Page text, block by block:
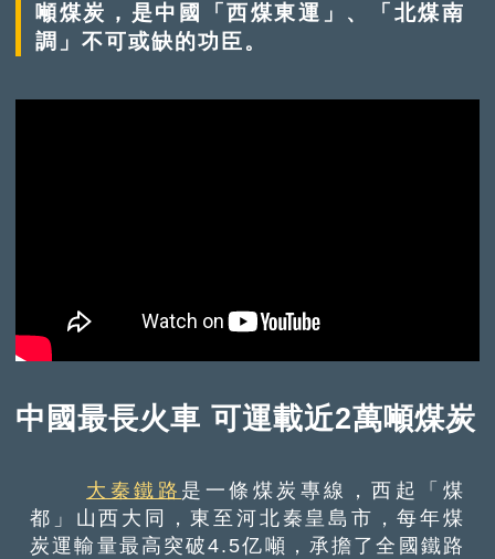
噸煤炭，是中國「西煤東運」、「北煤南
調」不可或缺的功臣。
中國最長火車 可運載近2萬噸煤炭
大秦鐵路 是一條煤炭專線，西起「煤
都」山西大同，東至河北秦皇島市，每年煤
炭運輸量最高突破4.5亿噸，承擔了全國鐵路